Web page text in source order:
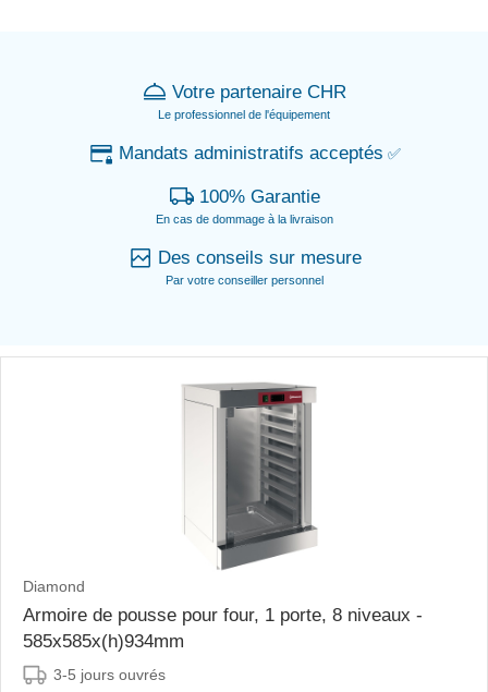
Votre partenaire CHR
Le professionnel de l'équipement
Mandats administratifs acceptés ✅
100% Garantie
En cas de dommage à la livraison
Des conseils sur mesure
Par votre conseiller personnel
Diamond
Armoire de pousse pour four, 1 porte, 8 niveaux -
585x585x(h)934mm
3-5 jours ouvrés